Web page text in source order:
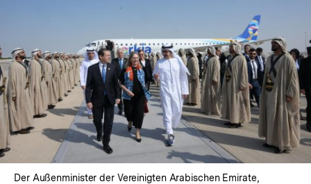
Der Außenminister der Vereinigten Arabischen Emirate,